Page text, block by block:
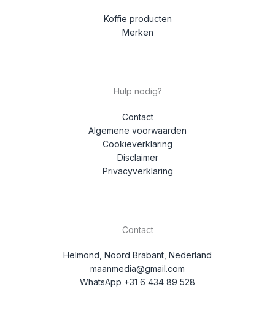
Koffie producten
Merken
Hulp nodig?
Contact
Algemene voorwaarden
Cookieverklaring
Disclaimer
Privacyverklaring
Contact
Helmond, Noord Brabant, Nederland
maanmedia@gmail.com
WhatsApp +31 6 434 89 528